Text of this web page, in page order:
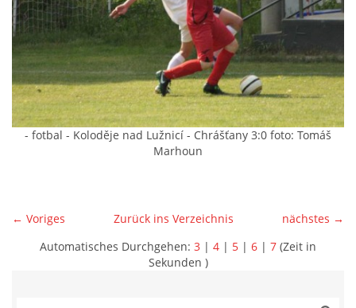
Nach oben ↑
- fotbal - Koloděje nad Lužnicí - Chrášťany 3:0 foto: Tomáš
Marhoun
← Voriges nächstes →
Zurück ins Verzeichnis
Automatisches Durchgehen: 3 | 4 | 5 | 6 | 7 (Zeit in
Sekunden )